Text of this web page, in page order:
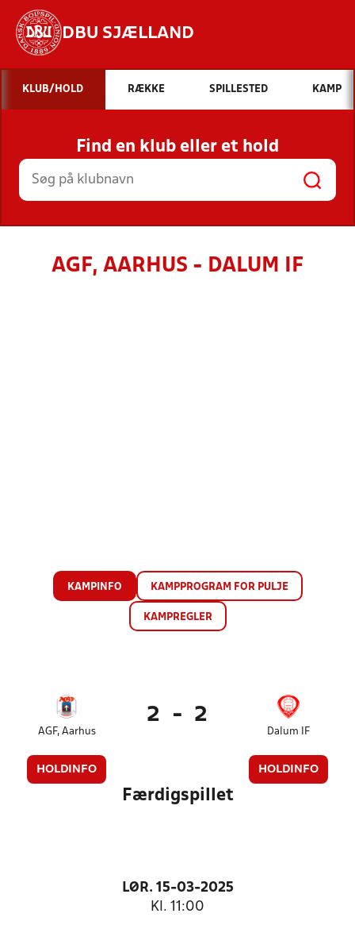
DBU SJÆLLAND
Hvad vil du søge efter?
INDHOLD OG NYHEDER
STILLINGER, RESULTATER, KLUBBER OG
HOLD
KLUB/HOLD RÆKKE SPILLESTED KAMP
Find en klub eller et hold
AGF, AARHUS - DALUM IF
KAMPINFO KAMPPROGRAM FOR PULJE
KAMPREGLER
AGF, Aarhus
HOLDINFO
2 - 2
Dalum IF
HOLDINFO
Færdigspillet
LØR. 15-03-2025
Kl. 11:00